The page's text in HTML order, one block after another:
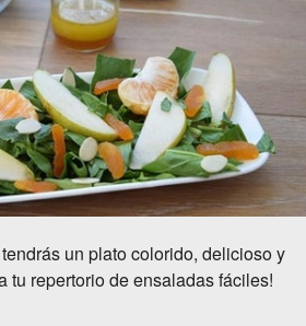
un plato colorido, delicioso y
tu repertorio de ensaladas fáciles!